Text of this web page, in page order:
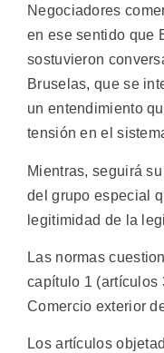
Negociadores
en ese sentido que
sostuvieron
Bruselas, que se
un entendimiento
tensión en el
Mientras, seguirá
del grupo especial
legitimidad de la
Las normas
capítulo 1 (artículos
Comercio exterior
Los artículos